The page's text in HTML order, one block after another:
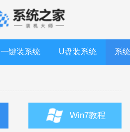
一键装系统 U盘装系统 系
Win7教程